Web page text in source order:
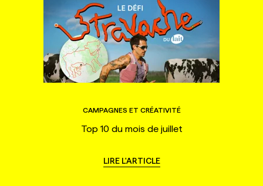
CAMPAGNES ET CRÉATIVITÉ
Top 10 du mois de juillet
LIRE L'ARTICLE